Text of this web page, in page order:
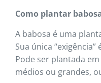
Como plantar
A babosa é uma
Sua única
Pode ser plantada
médios ou grandes,